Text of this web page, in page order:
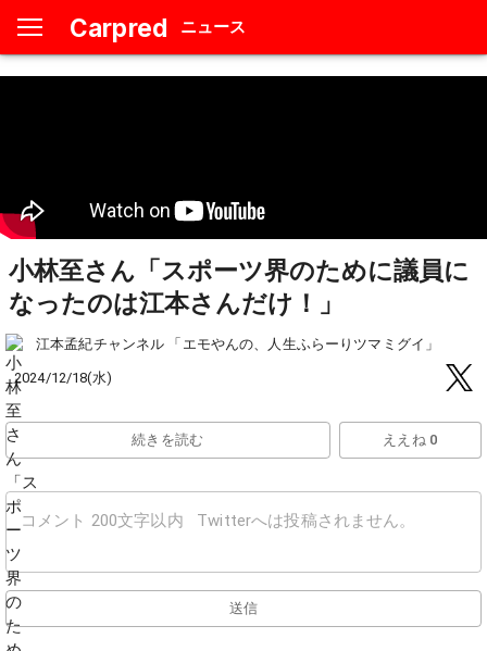
Carpred ニュース
小林至さん「スポーツ界のために議員に
なったのは江本さんだけ！」
江本孟紀チャンネル 「エモやんの、人生ふらーりツマミグイ」
2024/12/18(水)
続きを読む ええね 0
送信